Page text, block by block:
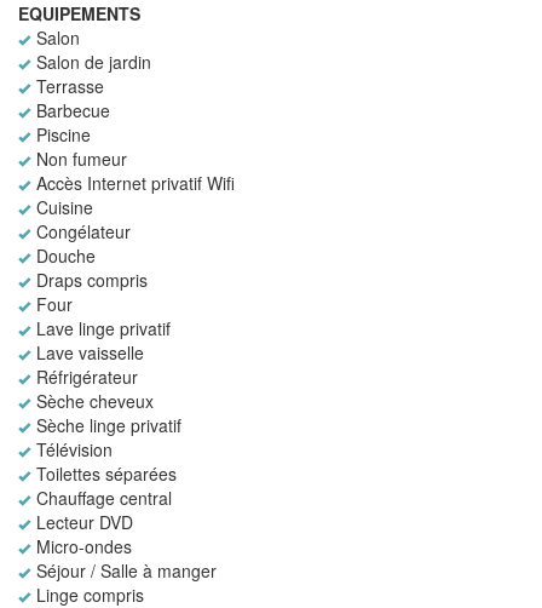
EQUIPEMENTS
Salon
Salon de jardin
Terrasse
Barbecue
Piscine
Non fumeur
Accès Internet privatif Wifi
Cuisine
Congélateur
Douche
Draps compris
Four
Lave linge privatif
Lave vaisselle
Réfrigérateur
Sèche cheveux
Sèche linge privatif
Télévision
Toilettes séparées
Chauffage central
Lecteur DVD
Micro-ondes
Séjour / Salle à manger
Linge compris